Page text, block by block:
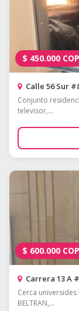
$ 450.000 COP
Calle 56 Sur
Conjunto
televisor,...
$ 600.000 COP
Carrera 13 A
Cerca universides
BELTRAN,...